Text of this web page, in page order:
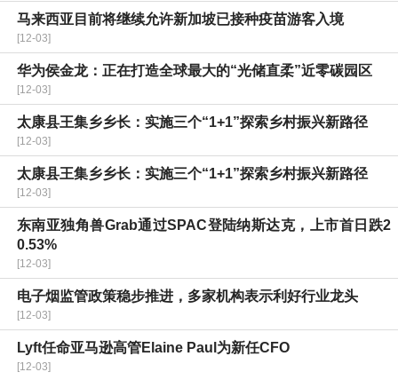
马来西亚目前将继续允许新加坡已接种疫苗游客入境
[12-03]
华为侯金龙：正在打造全球最大的“光储直柔”近零碳园区
[12-03]
太康县王集乡乡长：实施三个“1+1”探索乡村振兴新路径
[12-03]
太康县王集乡乡长：实施三个“1+1”探索乡村振兴新路径
[12-03]
东南亚独角兽Grab通过SPAC登陆纳斯达克，上市首日跌2
0.53%
[12-03]
电子烟监管政策稳步推进，多家机构表示利好行业龙头
[12-03]
Lyft任命亚马逊高管Elaine Paul为新任CFO
[12-03]